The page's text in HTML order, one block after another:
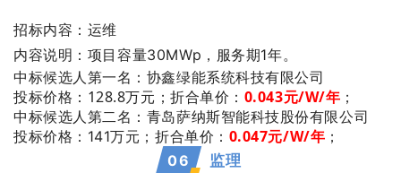
招标内容：运维
内容说明：项目容量30MWp，服务期1年。
中标候选人第一名 ：协鑫绿能系统科技有限公司
投标价格：128.8万元；折合单价： 0.043元/W/年 ；
中标候选人第二名 ：青岛萨纳斯智能科技股份有限公司
投标价格：141万元； 折合单价： 0.047元/W/年 ；
06
监理